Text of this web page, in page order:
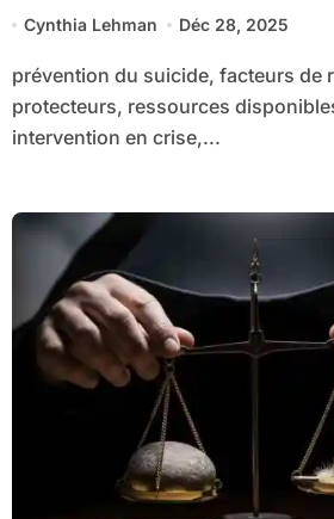
protecteurs et les
disponibles
Cynthia Lehman Déc 28, 2025
prévention du suicide, facteurs de risque, facteurs
protecteurs, ressources
intervention en crise,...